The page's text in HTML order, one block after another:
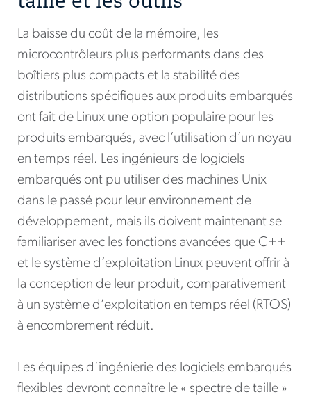
La baisse du coût de la mémoire, les
microcontrôleurs plus performants dans des
boîtiers plus compacts et la stabilité des
distributions spécifiques aux produits embarqués
ont fait de Linux une option populaire pour les
produits embarqués, avec l’utilisation d’un noyau
en temps réel. Les ingénieurs de logiciels
embarqués ont pu utiliser des machines Unix
dans le passé pour leur environnement de
développement, mais ils doivent maintenant se
familiariser avec les fonctions avancées que C++
et le système d’exploitation Linux peuvent offrir à
la conception de leur produit, comparativement
à un système d’exploitation en temps réel (RTOS)
à encombrement réduit.
Les équipes d’ingénierie des logiciels embarqués
flexibles devront connaître le « spectre de taille »